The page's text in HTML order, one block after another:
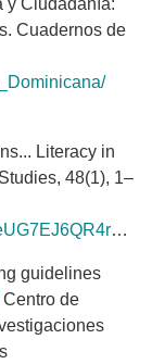
y Ciudadanía:
Cuadernos de
Literacy in
48(1), 1–
view
guidelines
Centro de